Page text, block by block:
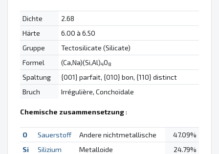
Dichte
2.68
Härte
6.00 à 6.50
Gruppe
Tectosilicate (Silicate)
Formel
(Ca,Na)(Si,Al)4O8
Spaltung
{001} parfait, {010} bon, {110} distinct
Bruch
Irrégulière, Conchoïdale
Chemische zusammensetzung:
O Sauerstoff Andere nichtmetallische
47.09%
Si
Silizium Metalloide
24.79%